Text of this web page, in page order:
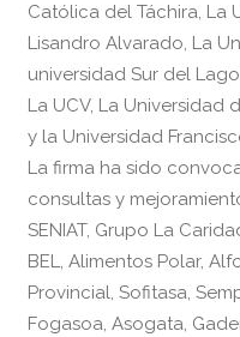
Católica del Táchira, La
Lisandro Alvarado, La
universidad Sur del
La UCV, La Universidad
y la Universidad
La firma ha sido
consultas y
SENIAT, Grupo La
BEL, Alimentos Polar,
Provincial, Sofitasa,
Fogasoa, Asogata,